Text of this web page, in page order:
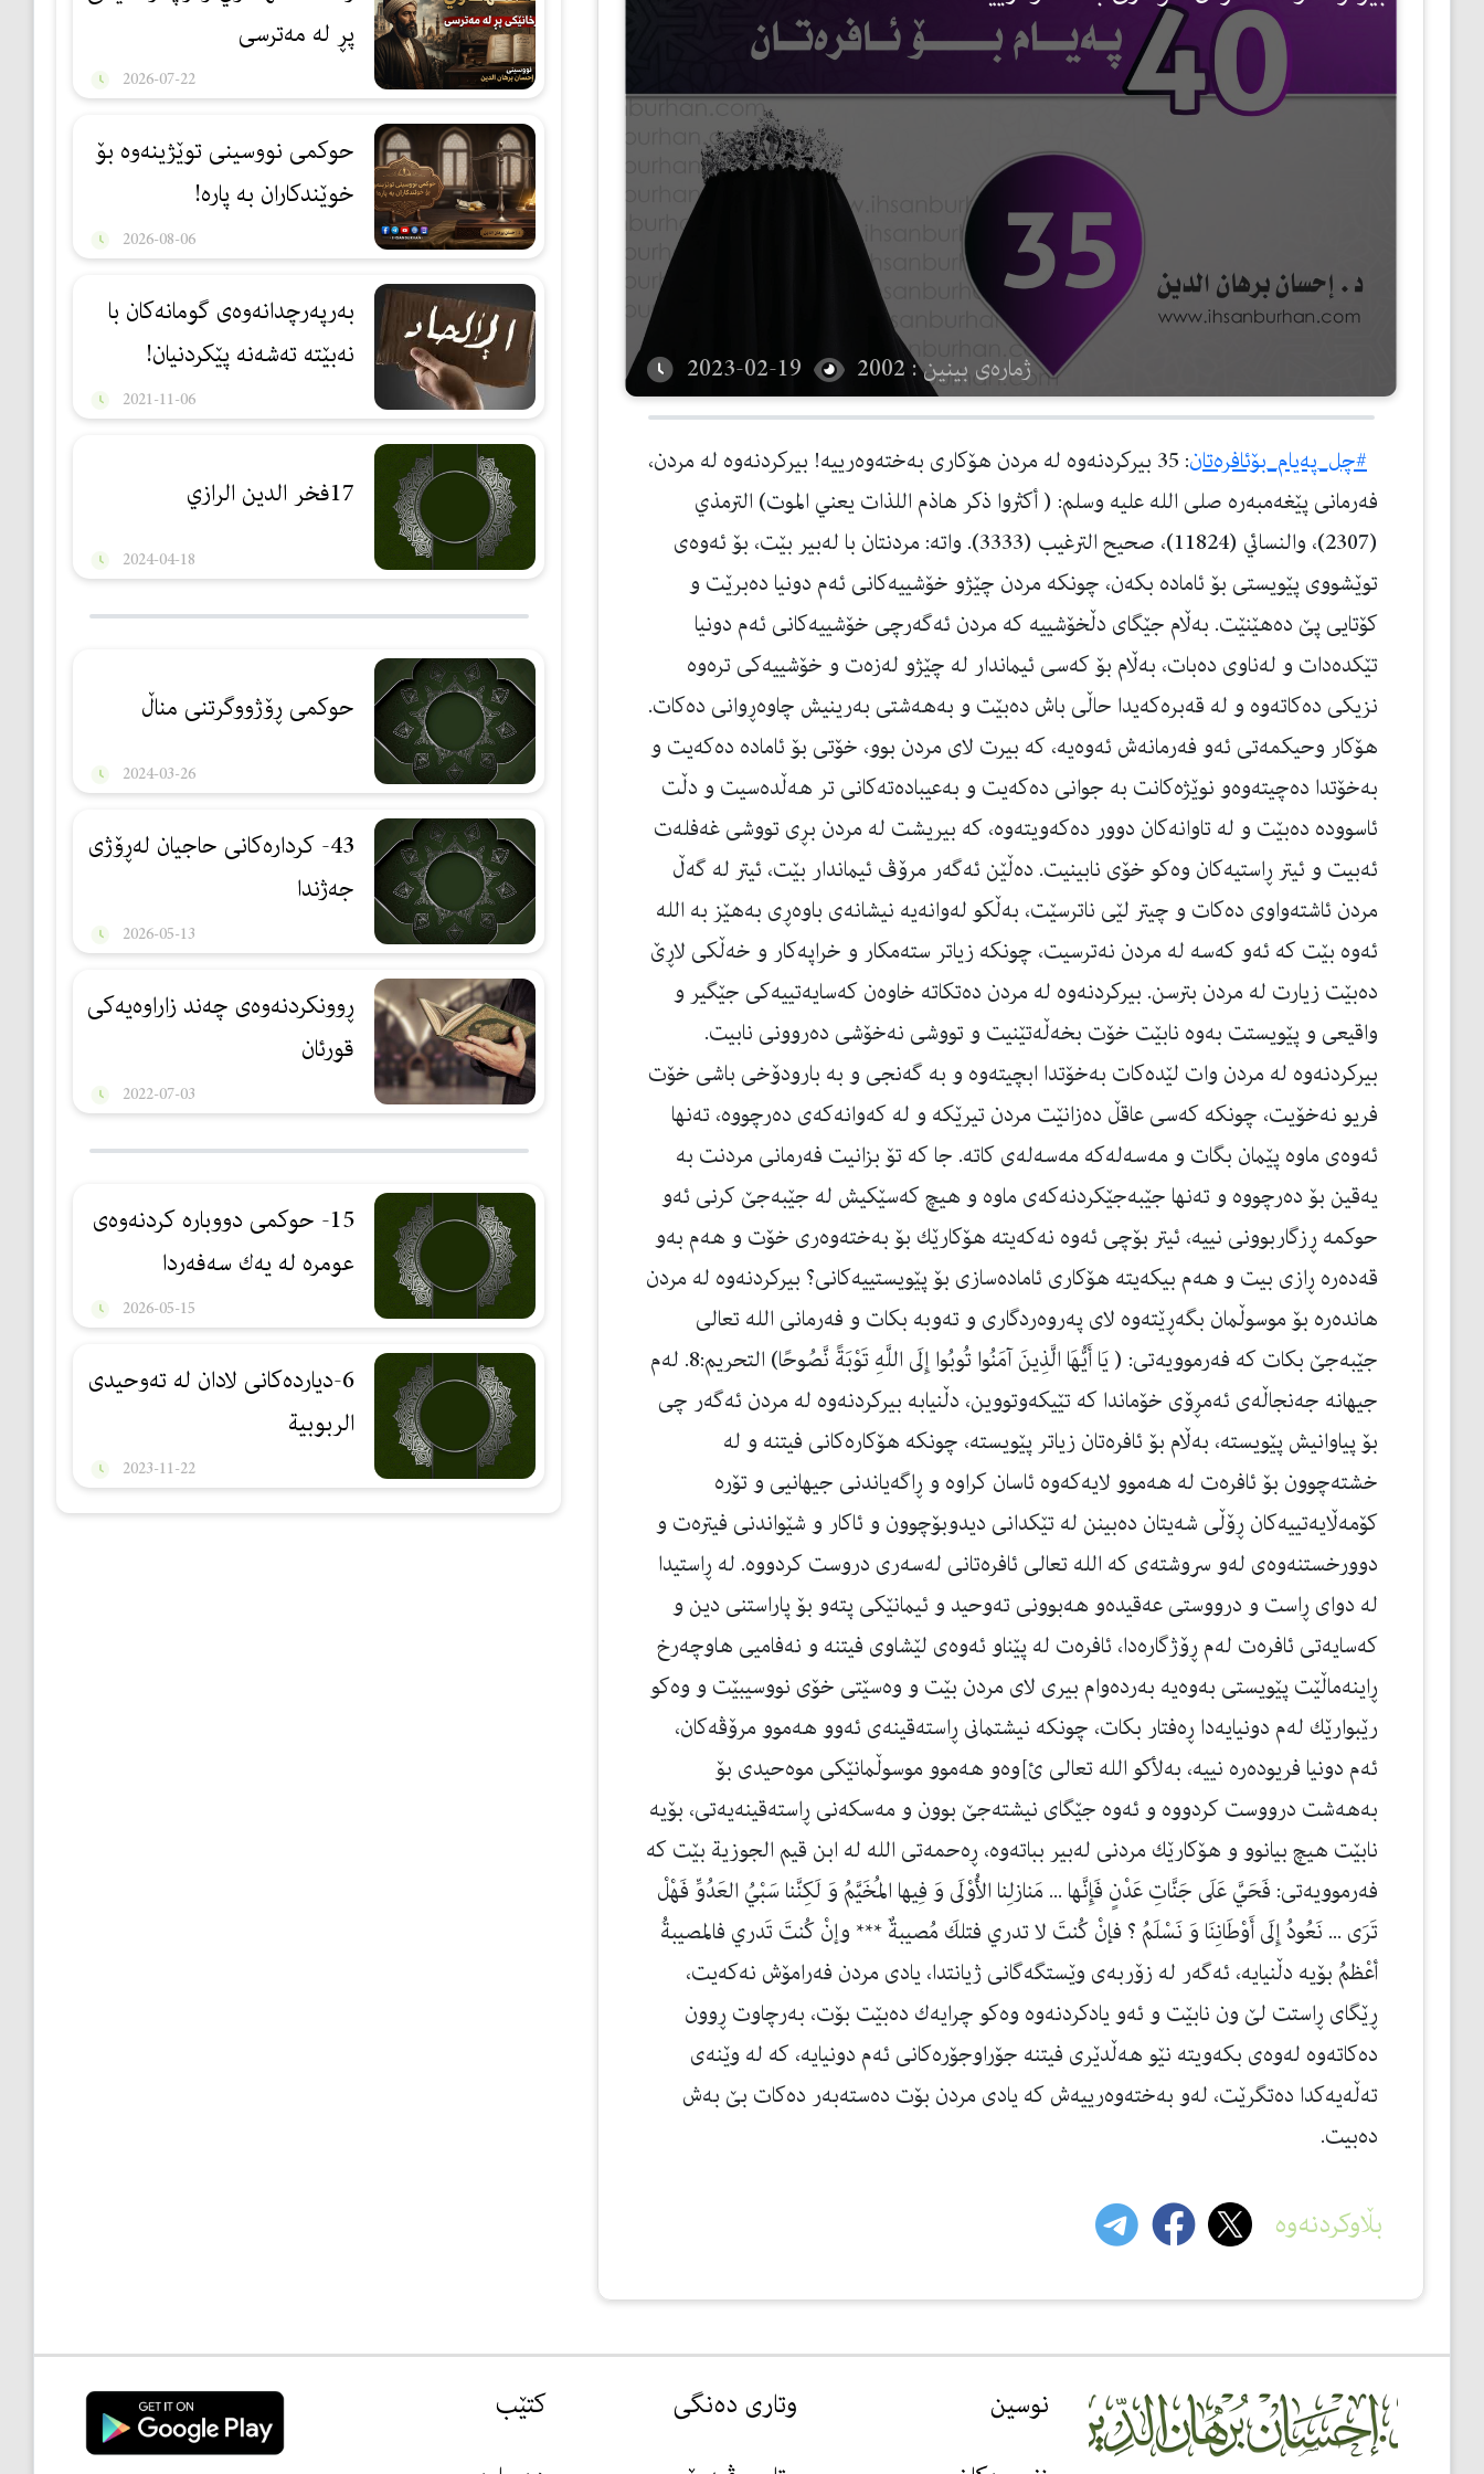
مێژوو
ئەدەب
شەرحی هۆنراوەی (الجزرية)
زانستی قیرائات
وانەکانی تەجوید
ژمارەی بینین : 2002 2023-02-19
#چل_پەیام_بۆئافرەتان
: 35 بیركردنەوە لە مردن هۆكاری بەختەوەرییە! بیركردنەوە لە مردن،
فەرمانی پێغەمبەرە صلی الله علیه وسلم: ( أكثروا ذكر هاذم اللذات يعني الموت) الترمذي
(2307)، والنسائي (11824)، صحيح الترغيب (3333). واتە: مردنتان با لەبیر بێت، بۆ ئەوەی
توێشووی پێویستی بۆ ئامادە بكەن، چونكە مردن چێژو خۆشییەكانی ئەم دونیا دەبرێت و
كۆتایی پێ دەهێنێت. بەڵام جێگای دڵخۆشییە كە مردن ئەگەرچی خۆشییەكانی ئەم دونیا
تێكدەدات و لەناوی دەبات، بەڵام بۆ كەسی ئیماندار لە چێژو لەزەت و خۆشییەكی ترەوە
نزیكی دەكاتەوە و لە قەبرەكەیدا حاڵی باش دەبێت و بەهەشتی بەرینیش چاوەڕوانی دەكات.
هۆكار وحیكمەتی ئەو فەرمانەش ئەوەیە، كە بیرت لای مردن بوو، خۆتی بۆ ئامادە دەكەیت و
بەخۆتدا دەچیتەوەو نوێژەكانت بە جوانی دەكەیت و بەعیبادەتەكانی تر هەڵدەسیت و دڵت
ئاسوودە دەبێت و لە تاوانەكان دوور دەكەویتەوە، كە بیریشت لە مردن بڕی تووشی غەفلەت
ئەبیت و ئیتر ڕاستیەكان وەكو خۆی نابینیت. دەڵێن ئەگەر مرۆڤ ئیماندار بێت، ئیتر لە گەڵ
مردن ئاشتەواوی دەكات و چیتر لێی ناترسێت، بەڵكو لەوانەیە نیشانەی باوەڕی بەهێز بە الله
ئەوە بێت كە ئەو كەسە لە مردن نەترسیت، چونكە زیاتر ستەمكار و خراپەكار و خەڵكی لاڕێ
دەبێت زیارت لە مردن بترسن. بیركردنەوە لە مردن دەتكاتە خاوەن كەسایەتییەكی جێگیر و
واقیعی و پێویستت بەوە نابێت خۆت بخەڵەتێنیت و تووشی نەخۆشی دەروونی نابیت.
بیركردنەوە لە مردن وات لێدەكات بەخۆتدا ابچیتەوە و بە گەنجی و بە بارودۆخی باشی خۆت
فریو نەخۆیت، چونكە كەسی عاقڵ دەزانێت مردن تیرێكە و لە كەوانەكەی دەرچووە، تەنها
ئەوەی ماوە پێمان بگات و مەسەلەكە مەسەلەی كاتە. جا كە تۆ بزانیت فەرمانی مردنت بە
یەقین بۆ دەرچووە و تەنها جێبەجێكردنەكەی ماوە و هیچ كەسێكیش لە جێبەجێ كرنی ئەو
حوكمە ڕزگاربوونی نییە، ئیتر بۆچی ئەوە نەكەیتە هۆكارێك بۆ بەختەوەری خۆت و هەم بەو
قەدەرە ڕازی بیت و هەم بیكەیتە هۆكاری ئامادەسازی بۆ پێویستییەكانی؟ بیركردنەوە لە مردن
هاندەرە بۆ موسوڵمان بگەڕێتەوە لای پەروەردگاری و تەوبە بكات و فەرمانی الله تعالی
جێبەجێ بكات كە فەرموویەتی: ( يَا أَيُّهَا الَّذِينَ آمَنُوا تُوبُوا إِلَى اللَّهِ تَوْبَةً نَّصُوحًا) التحریم:8. لەم
جیهانە جەنجاڵەی ئەمڕۆی خۆماندا كە تێیكەوتووین، دڵنیابە بیركردنەوە لە مردن ئەگەر چی
بۆ پیاوانیش پێویستە، بەڵام بۆ ئافرەتان زیاتر پێویستە، چونكە هۆكارەكانی فیتنە و لە
خشتەچوون بۆ ئافرەت لە هەموو لایەكەوە ئاسان كراوە و ڕاگەیاندنی جیهانیی و تۆرە
كۆمەڵایەتییەكان ڕۆڵی شەیتان دەبینن لە تێكدانی دیدوبۆچوون و ئاكار و شێواندنی فیترەت و
دوورخستنەوەی لەو سروشتەی كە الله تعالی ئافرەتانی لەسەری دروست كردووە. لە ڕاستیدا
لە دوای ڕاست و درووستی عەقیدەو هەبوونی تەوحید و ئیمانێكی پتەو بۆ پاراستنی دین و
كەسایەتی ئافرەت لەم ڕۆژگارەدا، ئافرەت لە پێناو ئەوەی لێشاوی فیتنە و نەفامیی هاوچەرخ
ڕاینەماڵێت پێویستی بەوەیە بەردەوام بیری لای مردن بێت و وەسێتی خۆی نووسیبێت و وەكو
رێبوارێك لەم دونیایەدا ڕەفتار بكات، چونكە نيشتمانى ڕاستەقینەى ئەوو هەموو مرۆڤەكان،
ئەم دونیا فریودەرە نییە، بەلأكو الله تعالی ئ]وەو هەموو موسوڵمانێكی موەحیدی بۆ
بەهەشت درووست كردووە و ئەوە جێگای نیشتەجێ بوون و مەسكەنی ڕاستەقینەیەتی، بۆیە
نابێت هيچ بیانوو و هۆكارێك مردنی لەبیر بباتەوە، ڕەحمەتی الله لە ابن قیم الجوزية بێت كە
فەرموویەتی: فَحَيَّ عَلَى جَنَّاتِ عَدْنٍ فَإِنَّها ... مَنازلِنا الأُوْلَى وَ فِيها المُخَيَّمُ وَ لَكِنَّنا سَبْيُ العَدُوِّ فَهْلْ
تَرَى ... نَعُودُ إِلَى أَوْطَانِنَا وَ نَسْلَمُ ؟ فإنْ كُنتَ لا تدري فتلكَ مُصيبةٌ *** وإنْ كُنتَ تَدري فالمصيبةُ
أعْظمُ بۆیە دڵنیایە، ئەگەر لە زۆربەی وێستگەگانی ژیانتدا، یادی مردن فەرامۆش نەكەیت،
ڕێگای ڕاستت لێ ون نابێت و ئەو یادكردنەوە وەكو چرایەك دەبێت بۆت، بەرچاوت ڕوون
دەكاتەوە لەوەی بكەویتە نێو هەڵدێری فیتنە جۆراوجۆرەكانی ئەم دونیایە، كە لە وێنەی
تەڵەیەكدا دەتگرێت، لەو بەختەوەرییەش كە یادی مردن بۆت دەستەبەر دەكات بێ بەش
دەبیت.
بڵاوکردنەوە
پڕ لە مەترسی
2026-07-22
حوكمی نووسینی توێژینەوە بۆ
خوێندكاران بە پارە!
2026-08-06
بەرپەرچدانەوەی گومانەكان با
نەبێتە تەشەنە پێکردنیان!
2021-11-06
17فخر الدين الرازي
2024-04-18
حوکمی ڕۆژووگرتنی مناڵ
2024-03-26
43- كردارەكانی حاجیان لەڕۆژی
جەژندا
2026-05-13
ڕوونكردنەوەی چەند زاراوەیەكی
قورئان
2022-07-03
15- حوكمی دووبارە كردنەوەی
عومرە لە یەك سەفەردا
2026-05-15
6-دیاردەكانی لادان لە تەوحیدی
الربوبیة
2023-11-22
نوسین
وتاری دەنگی
کتێب